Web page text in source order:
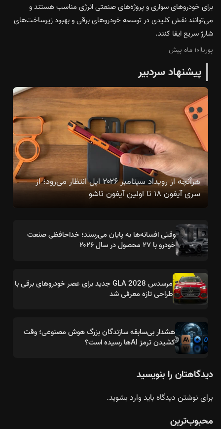
برای خودروهای سواری و پروژه‌های صنعتی انرژی مناسب هستند و
می‌توانند نقش کلیدی در توسعه خودروهای برقی و بهبود زیرساخت‌های
شارژ سریع ایفا کنند.
پوریا|۱۰ ماه پیش
پیشنهاد سردبیر
هرآنچه از رویداد سپتامبر ۲۰۲۶ اپل انتظار می‌رود؛ از
سری آیفون ۱۸ تا اولین آیفون تاشو
وقتی افسانه‌ها به پایان می‌رسند؛ خداحافظی صنعت
خودرو با ۲۷ محصول در سال ۲۰۲۶
مرسدس GLA 2028 جدید برای عصر خودروهای برقی با
طراحی تازه معرفی شد
هشدار بی‌سابقه سازندگان بزرگ هوش مصنوعی؛ وقت
کشیدن ترمز AIها رسیده است؟
دیدگاهتان را بنویسید
برای نوشتن دیدگاه بایدوارد بشوید.
محبوب‌ترین